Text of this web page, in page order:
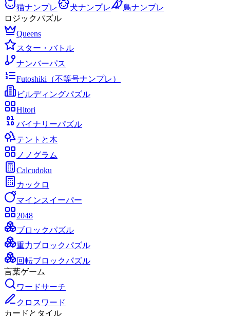
猫ナンプレ
犬ナンプレ
鳥ナンプレ
ロジックパズル
Queens
スター・バトル
ナンバーパス
Futoshiki（不等号ナンプレ）
ビルディングパズル
Hitori
バイナリーパズル
テントと木
ノノグラム
Calcudoku
カックロ
マインスイーパー
2048
ブロックパズル
重力ブロックパズル
回転ブロックパズル
言葉ゲーム
ワードサーチ
クロスワード
カードとタイル